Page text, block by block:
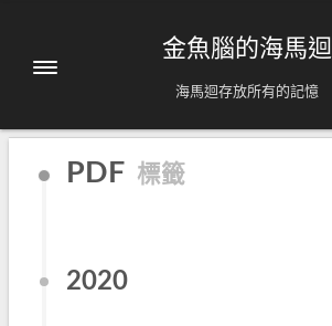
金魚腦的海馬迴
海馬迴存放所有的記憶
PDF 標籤
2020